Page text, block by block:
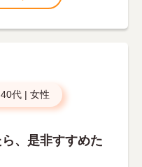
40代 | 女性
、是非すすめた